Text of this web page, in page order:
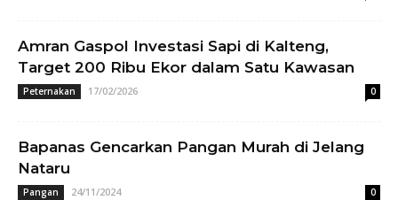
Amran Gaspol Investasi Sapi di Kalteng,
Target 200 Ribu Ekor dalam Satu Kawasan
Peternakan 17/02/2026 0
Bapanas Gencarkan Pangan Murah di Jelang
Nataru
Pangan 24/11/2024 0